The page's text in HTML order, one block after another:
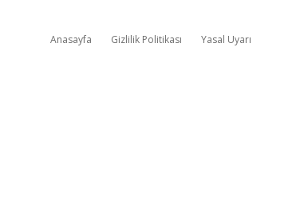
Anasayfa Gizlilik Politikası Yasal Uyarı